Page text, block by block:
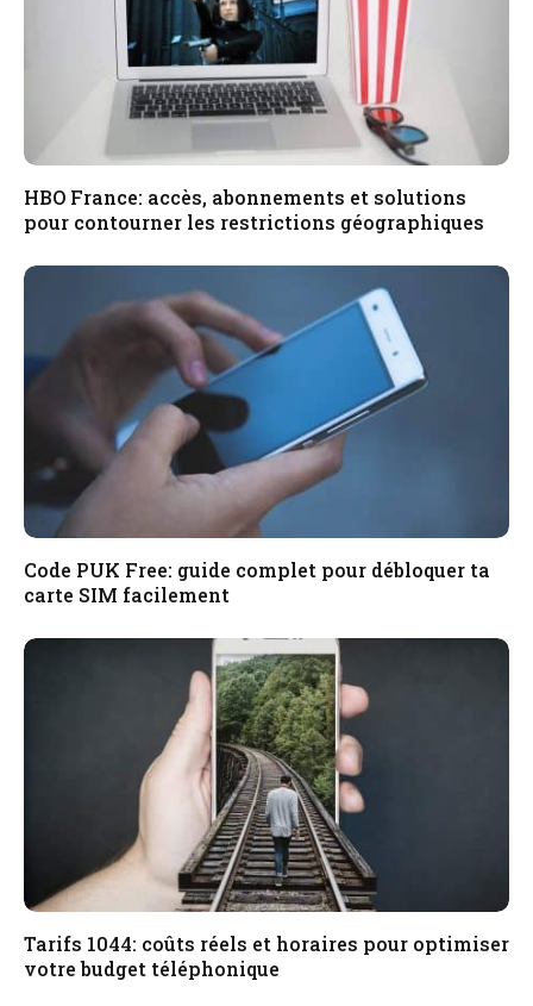
HBO France: accès, abonnements et solutions
pour contourner les restrictions géographiques
Code PUK Free: guide complet pour débloquer ta
carte SIM facilement
Tarifs 1044: coûts réels et horaires pour optimiser
votre budget téléphonique